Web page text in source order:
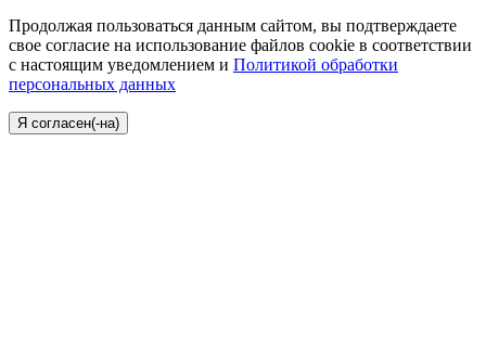
Продолжая пользоваться данным сайтом, вы подтверждаете
свое согласие на использование файлов cookie в соответствии
с настоящим уведомлением и Политикой обработки
персональных данных
Я согласен(-на)